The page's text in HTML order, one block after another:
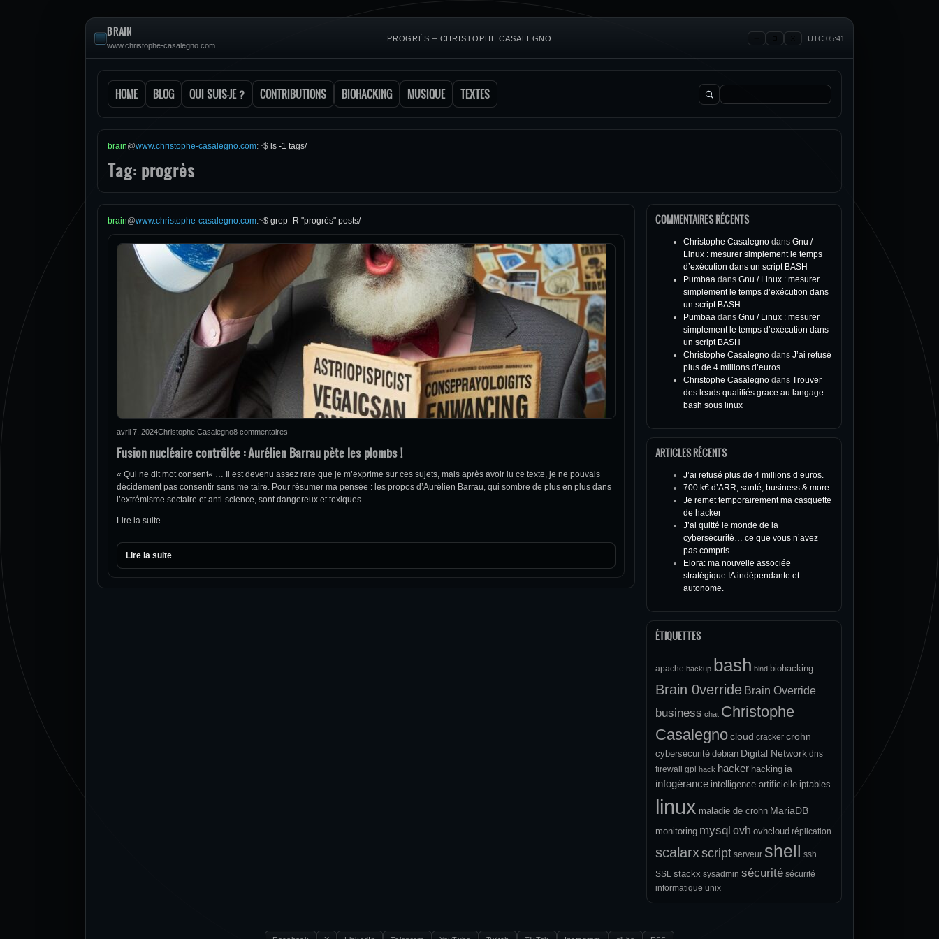
BRAIN
www.christophe-casalegno.com
PROGRÈS – CHRISTOPHE CASALEGNO UTC 05:41
HOME BLOG QUI SUIS-JE ? CONTRIBUTIONS BIOHACKING MUSIQUE TEXTES Rechercher :
brain@www.christophe-casalegno.com:~$ ls -1 tags/
Tag: progrès
brain@www.christophe-casalegno.com:~$ grep -R "progrès" posts/
avril 7, 2024Christophe Casalegno8 commentaires
Fusion nucléaire contrôlée : Aurélien Barrau pète les plombs !
« Qui ne dit mot consent« … Il est devenu assez rare que je m’exprime sur ces sujets, mais après avoir lu ce texte, je ne pouvais
décidément pas consentir sans me taire. Pour résumer ma pensée : les propos d’Aurélien Barrau, qui sombre de plus en plus dans
l’extrémisme sectaire et anti-science, sont dangereux et toxiques …
Lire la suite
Lire la suite
COMMENTAIRES RÉCENTS
Christophe Casalegno dans Gnu /
Linux : mesurer simplement le temps
d’exécution dans un script BASH
Pumbaa dans Gnu / Linux : mesurer
simplement le temps d’exécution dans
un script BASH
Pumbaa dans Gnu / Linux : mesurer
simplement le temps d’exécution dans
un script BASH
Christophe Casalegno dans J’ai refusé
plus de 4 millions d’euros.
Christophe Casalegno dans Trouver
des leads qualifiés grace au langage
bash sous linux
ARTICLES RÉCENTS
J’ai refusé plus de 4 millions d’euros.
700 k€ d’ARR, santé, business & more
Je remet temporairement ma casquette
de hacker
J’ai quitté le monde de la
cybersécurité… ce que vous n’avez
pas compris
Elora: ma nouvelle associée
stratégique IA indépendante et
autonome.
ÉTIQUETTES
apache backup bash bind biohacking
Brain 0verride Brain Override
business chat Christophe
Casalegnocloud cracker crohn
cybersécurité debian Digital Network dns
firewall
gpl hack hacker hacking ia
infogérance intelligence artificielle iptables
linux maladie de crohn MariaDB
monitoring mysql ovh ovhcloud réplication
scalarxscript serveur shell
ssh
SSL stackx sysadmin sécurité sécurité
informatique unix